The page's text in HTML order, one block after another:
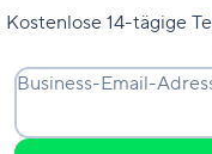
Kostenlose 14-tägige
Business-Email-